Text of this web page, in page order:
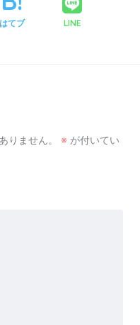
はてブ LINE
りません。 ※ が付いてい